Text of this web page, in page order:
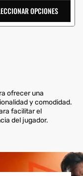
OPCIONES
ofrecer una
y comodidad.
facilitar el
del jugador.